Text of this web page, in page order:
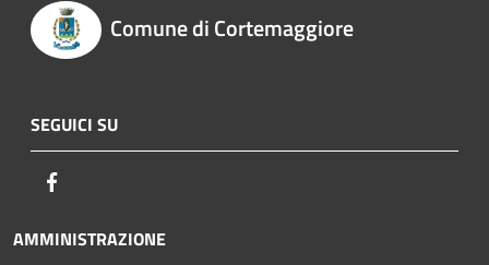
Comune di Cortemaggiore
SEGUICI SU
AMMINISTRAZIONE